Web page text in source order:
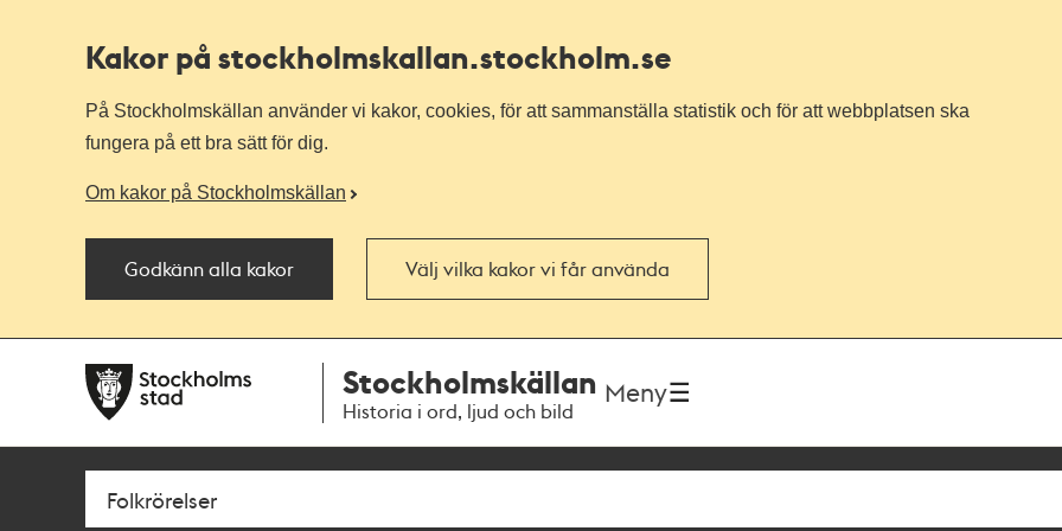
Kakor på stockholmskallan.stockholm.se
På Stockholmskällan använder vi kakor, cookies, för att sammanställa statistik och för att webbplatsen ska
fungera på ett bra sätt för dig.
Om kakor på Stockholmskällan
Godkänn alla kakor Välj vilka kakor vi får använda
navigationen
huvudinnehållet
Stockholmskällan
Historia i ord, ljud och bild
Meny
Sök